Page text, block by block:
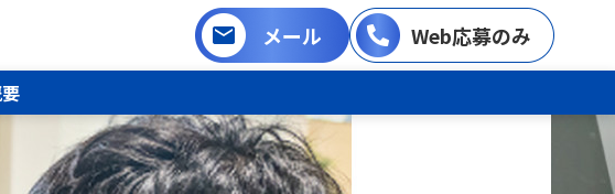
メール Web応募のみ